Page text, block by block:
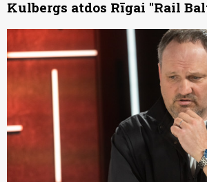
Kulbergs atdos Rīgai "Rail